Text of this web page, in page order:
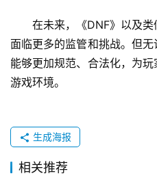
在未来，《DNF》以及
面临更多的监管和挑战。但
能够更加规范、合法化，为
游戏环境。
生成海报
相关推荐